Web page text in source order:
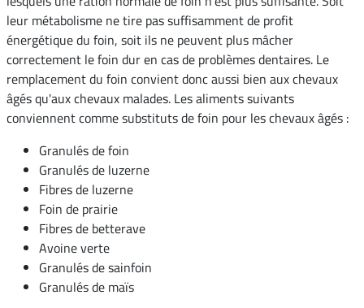
leur métabolisme ne tire pas suffisamment de profit
énergétique du foin, soit ils ne peuvent plus mâcher
correctement le foin dur en cas de problèmes dentaires. Le
remplacement du foin convient donc aussi bien aux chevaux
âgés qu'aux chevaux malades. Les aliments suivants
conviennent comme substituts de foin pour les chevaux âgés :
Granulés de foin
Granulés de luzerne
Fibres de luzerne
Foin de prairie
Fibres de betterave
Avoine verte
Granulés de sainfoin
Granulés de maïs